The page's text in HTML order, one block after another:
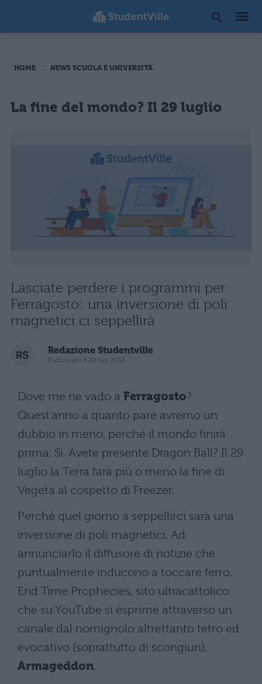
HOME NEWS SCUOLA E UNIVERSITÀ
La fine del mondo? Il 29 luglio
Lasciate perdere i programmi per
Ferragosto: una inversione di poli
magnetici ci seppellirà
Redazione Studentville
Pubblicato il 20 lug 2016
Dove me ne vado a Ferragosto?
Quest'anno a quanto pare avremo un
dubbio in meno, perché il mondo finirà
prima. Sì. Avete presente Dragon Ball? Il 29
luglio la Terra farà più o meno la fine di
Vegeta al cospetto di Freezer.
Perché quel giorno a seppellirci sarà una
inversione di poli magnetici. Ad
annunciarlo il diffusore di notizie che
puntualmente inducono a toccare ferro,
End Time Prophecies, sito ultracattolico
che su YouTube si esprime attraverso un
canale dal nomignolo altrettanto tetro ed
evocativo (soprattutto di scongiuri).
Armageddon.